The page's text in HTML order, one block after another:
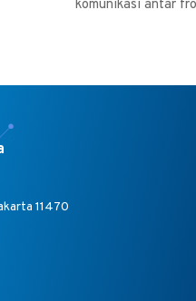
komunikasi antar
11470